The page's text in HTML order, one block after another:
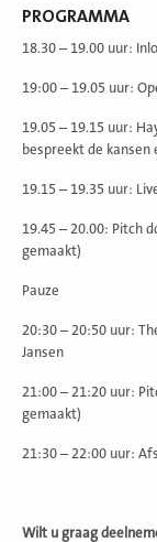
PROGRAMMA
18.30 – 19.00 uur:
19:00 – 19.05 uur:
19.05 – 19.15 uur:
bespreekt de kansen
19.15 – 19.35 uur:
19.45 – 20.00: Pitch
gemaakt)
Pauze
20:30 – 20:50 uur:
Jansen
21:00 – 21:20 uur:
gemaakt)
21:30 – 22:00 uur:
Wilt u graag